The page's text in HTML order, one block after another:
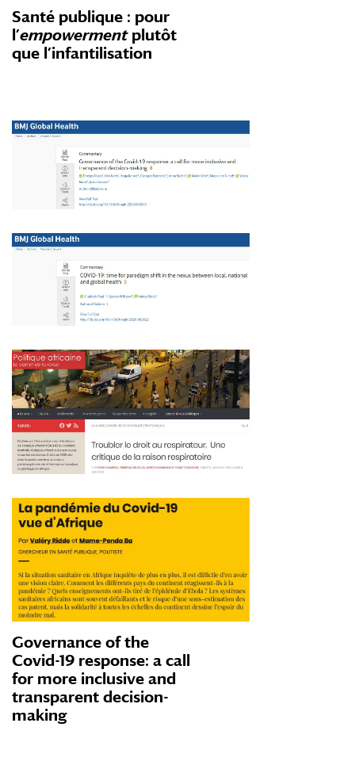
Santé publique : pour
l’empowermentplutôt
que l’infantilisation
Governance of the
Covid-19 response: a call
for more inclusive and
transparent decision-
making